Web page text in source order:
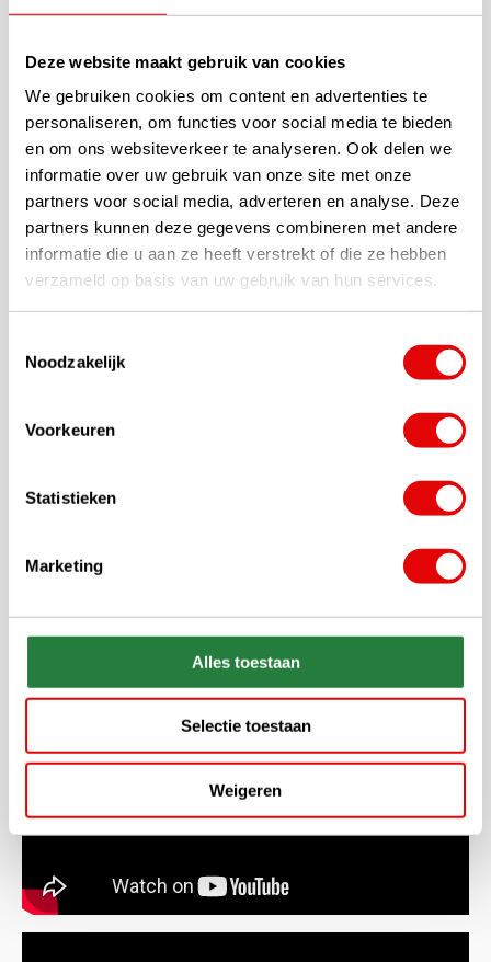
Deze website maakt gebruik van cookies
We gebruiken cookies om content en advertenties te
personaliseren, om functies voor social media te bieden
en om ons websiteverkeer te analyseren. Ook delen we
informatie over uw gebruik van onze site met onze
partners voor social media, adverteren en analyse. Deze
partners kunnen deze gegevens combineren met andere
informatie die u aan ze heeft verstrekt of die ze hebben
verzameld op basis van uw gebruik van hun services.
Noodzakelijk
Voorkeuren
Statistieken
Marketing
Alles toestaan
Selectie toestaan
Weigeren
maximalen Spin und Fehlerverzeihung bietet. Die Schläger sind
was eine gute Kombination aus Gefühl und Feedback bietet,
einzubüßen.
Standardausführung
Diese PXG V3 0311 Forged Wedges 2023 in schwarzer
Ausführung sind standardmäßig mit einem True Temper Elevate
MP 95 Gramm Stahlschaft in Wedgeflex ausgestattet. Der Griff
ist der Lamkin / PXG Z5 Standard Herren-Griff.
persönliche Beratung zu erhalten oder spezifische Wünsche zu